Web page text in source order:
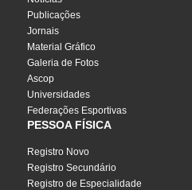
Publicações
Jornais
Material Gráfico
Galeria de Fotos
Ascop
Universidades
Federações Esportivas
PESSOA FÍSICA
Registro Novo
Registro Secundário
Registro de Especialidade